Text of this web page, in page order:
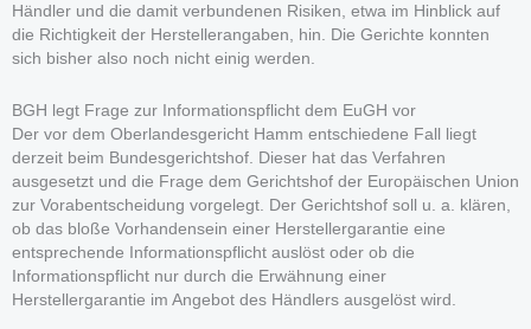
Händler und die damit verbundenen Risiken, etwa im Hinblick auf
die Richtigkeit der Herstellerangaben, hin. Die Gerichte konnten
sich bisher also noch nicht einig werden.
BGH legt Frage zur Informationspflicht dem EuGH vor
Der vor dem Oberlandesgericht Hamm entschiedene Fall liegt
derzeit beim Bundesgerichtshof. Dieser hat das Verfahren
ausgesetzt und die Frage dem Gerichtshof der Europäischen Union
zur Vorabentscheidung vorgelegt. Der Gerichtshof soll u. a. klären,
ob das bloße Vorhandensein einer Herstellergarantie eine
entsprechende Informationspflicht auslöst oder ob die
Informationspflicht nur durch die Erwähnung einer
Herstellergarantie im Angebot des Händlers ausgelöst wird.